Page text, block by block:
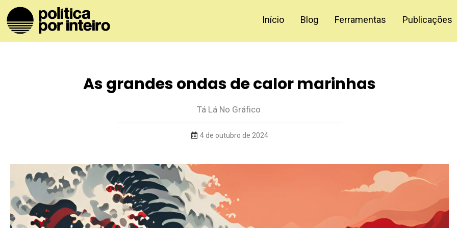
Início Blog Ferramentas Publicações
As grandes ondas de calor marinhas
Tá Lá No Gráfico
4 de outubro de 2024